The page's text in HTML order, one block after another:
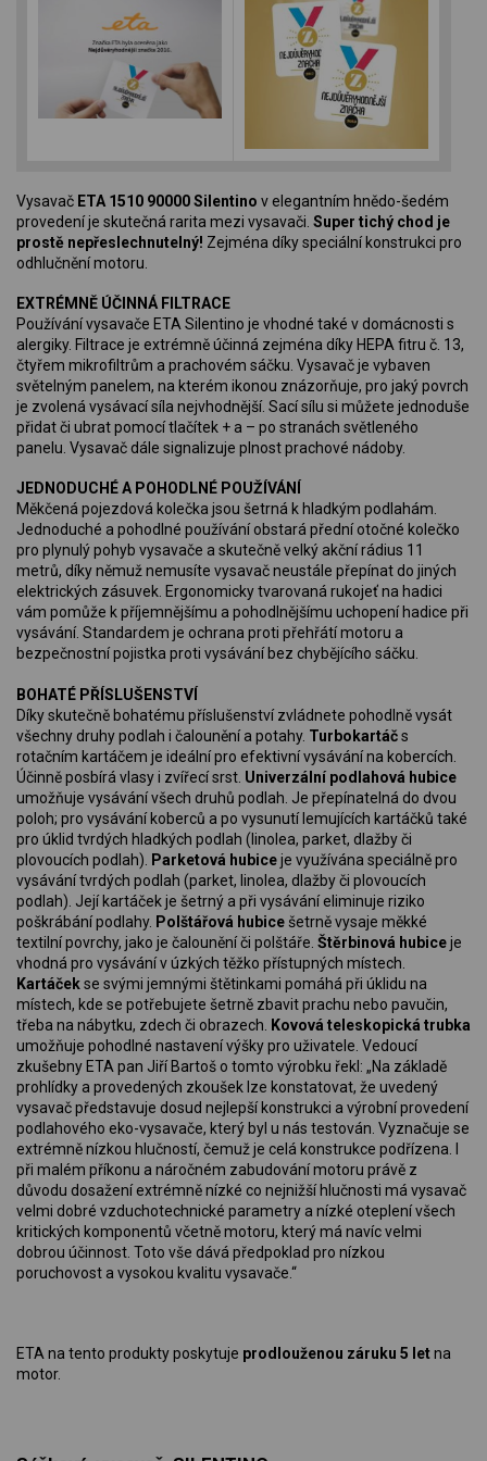
Vysavač ETA 1510 90000 Silentino v elegantním hnědo-šedém
provedení je skutečná rarita mezi vysavači. Super tichý chod je
prostě nepřeslechnutelný! Zejména díky speciální konstrukci pro
odhlučnění motoru.
EXTRÉMNĚ ÚČINNÁ FILTRACE
Používání vysavače ETA Silentino je vhodné také v domácnosti s
alergiky. Filtrace je extrémně účinná zejména díky HEPA fitru č. 13,
čtyřem mikrofiltrům a prachovém sáčku. Vysavač je vybaven
světelným panelem, na kterém ikonou znázorňuje, pro jaký povrch
je zvolená vysávací síla nejvhodnější. Sací sílu si můžete jednoduše
přidat či ubrat pomocí tlačítek + a – po stranách světleného
panelu. Vysavač dále signalizuje plnost prachové nádoby.
JEDNODUCHÉ A POHODLNÉ POUŽÍVÁNÍ
Měkčená pojezdová kolečka jsou šetrná k hladkým podlahám.
Jednoduché a pohodlné používání obstará přední otočné kolečko
pro plynulý pohyb vysavače a skutečně velký akční rádius 11
metrů, díky němuž nemusíte vysavač neustále přepínat do jiných
elektrických zásuvek. Ergonomicky tvarovaná rukojeť na hadici
vám pomůže k příjemnějšímu a pohodlnějšímu uchopení hadice při
vysávání. Standardem je ochrana proti přehřátí motoru a
bezpečnostní pojistka proti vysávání bez chybějícího sáčku.
BOHATÉ PŘÍSLUŠENSTVÍ
Díky skutečně bohatému příslušenství zvládnete pohodlně vysát
všechny druhy podlah i čalounění a potahy. Turbokartáčs
rotačním kartáčem je ideální pro efektivní vysávání na kobercích.
Účinně posbírá vlasy i zvířecí srst. Univerzální podlahová hubice
umožňuje vysávání všech druhů podlah. Je přepínatelná do dvou
poloh; pro vysávání koberců a po vysunutí lemujících kartáčků také
pro úklid tvrdých hladkých podlah (linolea, parket, dlažby či
plovoucích podlah). Parketová hubiceje využívána speciálně pro
vysávání tvrdých podlah (parket, linolea, dlažby či plovoucích
podlah). Její kartáček je šetrný a při vysávání eliminuje riziko
poškrábání podlahy. Polštářová hubicešetrně vysaje měkké
textilní povrchy, jako je čalounění či polštáře. Štěrbinová hubiceje
vhodná pro vysávání v úzkých těžko přístupných místech.
Kartáčekse svými jemnými štětinkami pomáhá při úklidu na
místech, kde se potřebujete šetrně zbavit prachu nebo pavučin,
třeba na nábytku, zdech či obrazech. Kovová teleskopická trubka
umožňuje pohodlné nastavení výšky pro uživatele. Vedoucí
zkušebny ETA pan Jiří Bartoš o tomto výrobku řekl: „Na základě
prohlídky a provedených zkoušek lze konstatovat, že uvedený
vysavač představuje dosud nejlepší konstrukci a výrobní provedení
podlahového eko-vysavače, který byl u nás testován. Vyznačuje se
extrémně nízkou hlučností, čemuž je celá konstrukce podřízena. I
při malém příkonu a náročném zabudování motoru právě z
důvodu dosažení extrémně nízké co nejnižší hlučnosti má vysavač
velmi dobré vzduchotechnické parametry a nízké oteplení všech
kritických komponentů včetně motoru, který má navíc velmi
dobrou účinnost. Toto vše dává předpoklad pro nízkou
poruchovost a vysokou kvalitu vysavače.“
ETA na tento produkty poskytuje prodlouženou záruku 5 letna
motor.